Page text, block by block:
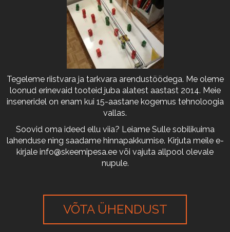
Tegeleme riistvara ja tarkvara arendustöödega. Me oleme
loonud erinevaid tooteid juba alatest aastast 2014. Meie
inseneridel on enam kui 15-aastane kogemus tehnoloogia
vallas.
Soovid oma ideed ellu viia? Leiame Sulle sobilikuima
lahenduse ning saadame hinnapakkumise. Kirjuta meile e-
kirjale info@skeemipesa.ee või vajuta allpool olevale
nupule.
VÕTA ÜHENDUST